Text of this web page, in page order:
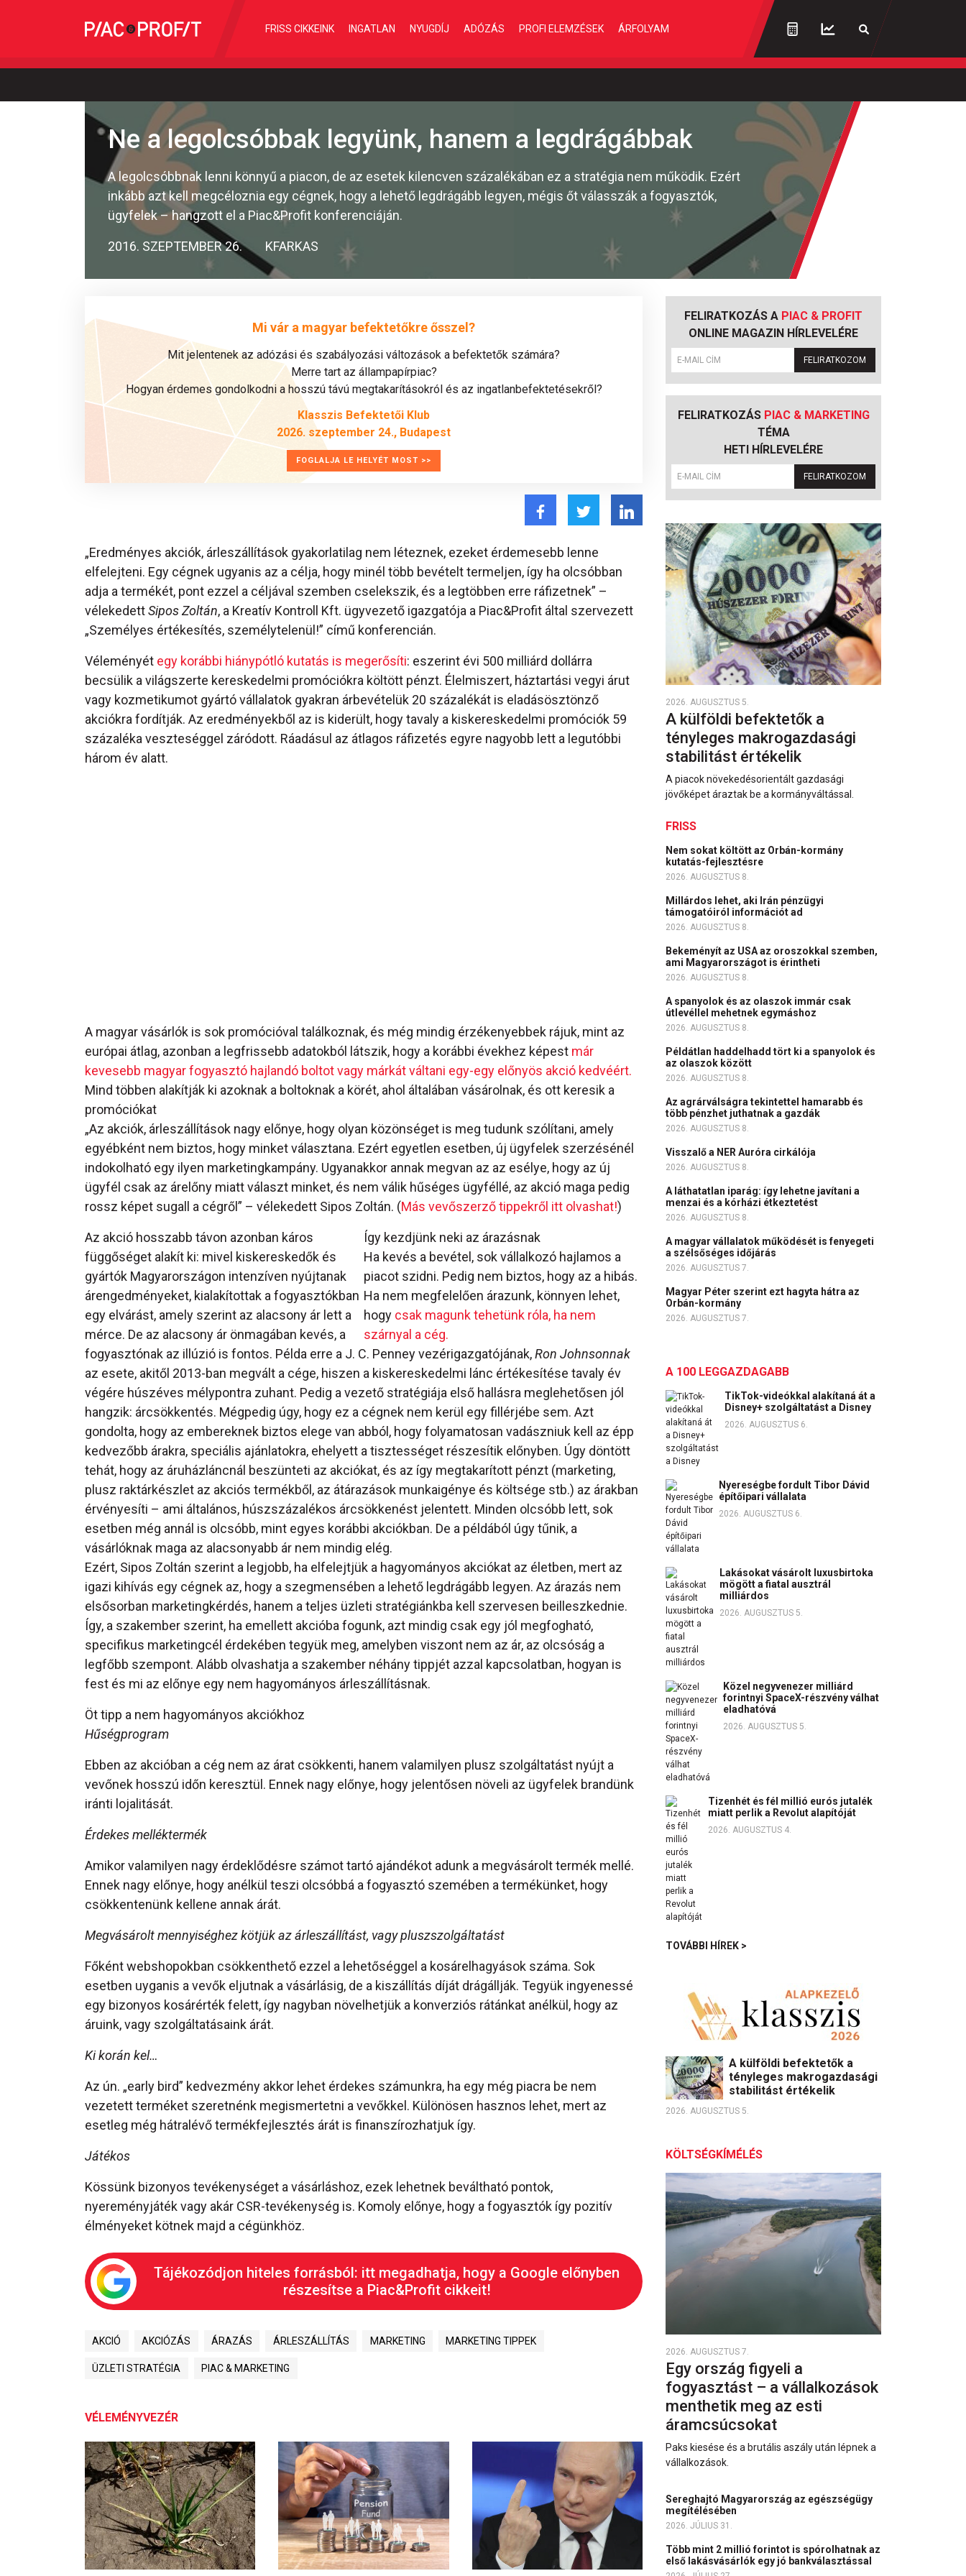
FRISS CIKKEINK INGATLAN NYUGDÍJ ADÓZÁS PROFI ELEMZÉSEK ÁRFOLYAM
Ne a legolcsóbbak legyünk, hanem a legdrágábbak
A legolcsóbbnak lenni könnyű a piacon, de az esetek kilencven százalékában ez a stratégia nem működik. Ezért
inkább azt kell megcéloznia egy cégnek, hogy a lehető legdrágább legyen, mégis őt válasszák a fogyasztók,
ügyfelek – hangzott el a Piac&Profit konferenciáján.
2016. SZEPTEMBER 26. KFARKAS
Mi vár a magyar befektetőkre ősszel?
Mit jelentenek az adózási és szabályozási változások a befektetők számára?
Merre tart az állampapírpiac?
Hogyan érdemes gondolkodni a hosszú távú megtakarításokról és az ingatlanbefektetésekről?
Klasszis Befektetői Klub
2026. szeptember 24., Budapest
FOGLALJA LE HELYÉT MOST >>
„Eredményes akciók, árleszállítások gyakorlatilag nem léteznek, ezeket érdemesebb lenne
elfelejteni. Egy cégnek ugyanis az a célja, hogy minél több bevételt termeljen, így ha olcsóbban
adja a termékét, pont ezzel a céljával szemben cselekszik, és a legtöbben erre ráfizetnek” –
vélekedettSipos Zoltán, a Kreatív Kontroll Kft. ügyvezető igazgatója a Piac&Profit által szervezett
„Személyes értékesítés, személytelenül!” című konferencián.
Véleményét egy korábbi hiánypótló kutatás is megerősíti: eszerint évi 500 milliárd dollárra
becsülik a világszerte kereskedelmi promóciókra költött pénzt. Élelmiszert, háztartási vegyi árut
vagy kozmetikumot gyártó vállalatok gyakran árbevételük 20 százalékát is eladásösztönző
akciókra fordítják. Az eredményekből az is kiderült, hogy tavaly a kiskereskedelmi promóciók 59
százaléka veszteséggel záródott. Ráadásul az átlagos ráfizetés egyre nagyobb lett a legutóbbi
három év alatt.
A magyar vásárlók is sok promócióval találkoznak, és még mindig érzékenyebbek rájuk, mint az
európai átlag, azonban a legfrissebb adatokból látszik, hogy a korábbi évekhez képest már
kevesebb magyar fogyasztó hajlandó boltot vagy márkát váltani egy-egy előnyös akció kedvéért.
Mind többen alakítják ki azoknak a boltoknak a körét, ahol általában vásárolnak, és ott keresik a
promóciókat
„Az akciók, árleszállítások nagy előnye, hogy olyan közönséget is meg tudunk szólítani, amely
egyébként nem biztos, hogy minket választana. Ezért egyetlen esetben, új ügyfelek szerzésénél
indokolható egy ilyen marketingkampány. Ugyanakkor annak megvan az az esélye, hogy az új
ügyfél csak az árelőny miatt választ minket, és nem válik hűséges ügyféllé, az akció maga pedig
rossz képet sugall a cégről” – vélekedett Sipos Zoltán. (Más vevőszerző tippekről itt olvashat!)
Így kezdjünk neki az árazásnak
Ha kevés a bevétel, sok vállalkozó hajlamos a
piacot szidni. Pedig nem biztos, hogy az a hibás.
Ha nem megfelelően árazunk, könnyen lehet,
hogy csak magunk tehetünk róla, ha nem
szárnyal a cég.
Az akció hosszabb távon azonban káros
függőséget alakít ki: mivel kiskereskedők és
gyártók Magyarországon intenzíven nyújtanak
árengedményeket, kialakítottak a fogyasztókban
egy elvárást, amely szerint az alacsony ár lett a
mérce. De az alacsony ár önmagában kevés, a
fogyasztónak az illúzió is fontos. Példa erre a J. C. Penney vezérigazgatójának,Ron Johnsonnak
az esete, akitől 2013-ban megvált a cége, hiszen a kiskereskedelmi lánc értékesítése tavaly év
végére húszéves mélypontra zuhant. Pedig a vezető stratégiája első hallásra meglehetősen jól
hangzik: árcsökkentés. Mégpedig úgy, hogy ez a cégnek nem kerül egy fillérjébe sem. Azt
gondolta, hogy az embereknek biztos elege van abból, hogy folyamatosan vadászniuk kell az épp
kedvezőbb árakra, speciális ajánlatokra, ehelyett a tisztességet részesítik előnyben. Úgy döntött
tehát, hogy az áruházláncnál beszünteti az akciókat, és az így megtakarított pénzt (marketing,
plusz raktárkészlet az akciós termékből, az átárazások munkaigénye és költsége stb.) az árakban
érvényesíti – ami általános, húszszázalékos árcsökkenést jelentett. Minden olcsóbb lett, sok
esetben még annál is olcsóbb, mint egyes korábbi akciókban. De a példából úgy tűnik, a
vásárlóknak maga az alacsonyabb ár nem mindig elég.
Ezért, Sipos Zoltán szerint a legjobb, ha elfelejtjük a hagyományos akciókat az életben, mert az
igazi kihívás egy cégnek az, hogy a szegmensében a lehető legdrágább legyen. Az árazás nem
elsősorban marketingkérdés, hanem a teljes üzleti stratégiánkba kell szervesen beilleszkednie.
Így, a szakember szerint, ha emellett akcióba fogunk, azt mindig csak egy jól megfogható,
specifikus marketingcél érdekében tegyük meg, amelyben viszont nem az ár, az olcsóság a
legfőbb szempont. Alább olvashatja a szakember néhány tippjét azzal kapcsolatban, hogyan is
fest és mi az előnye egy nem hagyományos árleszállításnak.
Öt tipp a nem hagyományos akciókhoz
Hűségprogram
Ebben az akcióban a cég nem az árat csökkenti, hanem valamilyen plusz szolgáltatást nyújt a
vevőnek hosszú időn keresztül. Ennek nagy előnye, hogy jelentősen növeli az ügyfelek brandünk
iránti lojalitását.
Érdekes melléktermék
Amikor valamilyen nagy érdeklődésre számot tartó ajándékot adunk a megvásárolt termék mellé.
Ennek nagy előnye, hogy anélkül teszi olcsóbbá a fogyasztó szemében a termékünket, hogy
csökkentenünk kellene annak árát.
Megvásárolt mennyiséghez kötjük az árleszállítást, vagy pluszszolgáltatást
Főként webshopokban csökkenthető ezzel a lehetőséggel a kosárelhagyások száma. Sok
esetben uyganis a vevők eljutnak a vásárlásig, de a kiszállítás díját drágállják. Tegyük ingyenessé
egy bizonyos kosárérték felett, így nagyban növelhetjük a konverziós rátánkat anélkül, hogy az
áruink, vagy szolgáltatásaink árát.
Ki korán kel…
Az ún. „early bird” kedvezmény akkor lehet érdekes számunkra, ha egy még piacra be nem
vezetett terméket szeretnénk megismertetni a vevőkkel. Különösen hasznos lehet, mert az
esetleg még hátralévő termékfejlesztés árát is finanszírozhatjuk így.
Játékos
Kössünk bizonyos tevékenységet a vásárláshoz, ezek lehetnek beváltható pontok,
nyereményjáték vagy akár CSR-tevékenység is. Komoly előnye, hogy a fogyasztók így pozitív
élményeket kötnek majd a cégünkhöz.
Tájékozódjon hiteles forrásból: itt megadhatja, hogy a Google előnyben
részesítse a Piac&Profit cikkeit!
AKCIÓ AKCIÓZÁS ÁRAZÁS ÁRLESZÁLLÍTÁS MARKETING MARKETING TIPPEK
ÜZLETI STRATÉGIA PIAC & MARKETING
VÉLEMÉNYVEZÉR
FELIRATKOZÁS A PIAC & PROFIT
ONLINE MAGAZIN HÍRLEVELÉRE
FELIRATKOZOM
FELIRATKOZÁS PIAC & MARKETING
TÉMA
HETI HÍRLEVELÉRE
FELIRATKOZOM
2026. AUGUSZTUS 5.
A külföldi befektetők a
tényleges makrogazdasági
stabilitást értékelik
A piacok növekedésorientált gazdasági
jövőképet áraztak be a kormányváltással.
FRISS
Nem sokat költött az Orbán-kormány
kutatás-fejlesztésre
2026. AUGUSZTUS 8.
Millárdos lehet, aki Irán pénzügyi
támogatóiról információt ad
2026. AUGUSZTUS 8.
Bekeményít az USA az oroszokkal szemben,
ami Magyarországot is érintheti
2026. AUGUSZTUS 8.
A spanyolok és az olaszok immár csak
útlevéllel mehetnek egymáshoz
2026. AUGUSZTUS 8.
Példátlan haddelhadd tört ki a spanyolok és
az olaszok között
2026. AUGUSZTUS 8.
Az agrárválságra tekintettel hamarabb és
több pénzhet juthatnak a gazdák
2026. AUGUSZTUS 8.
Visszalő a NER Auróra cirkálója
2026. AUGUSZTUS 8.
A láthatatlan iparág: így lehetne javítani a
menzai és a kórházi étkeztetést
2026. AUGUSZTUS 8.
A magyar vállalatok működését is fenyegeti
a szélsőséges időjárás
2026. AUGUSZTUS 7.
Magyar Péter szerint ezt hagyta hátra az
Orbán-kormány
2026. AUGUSZTUS 7.
A 100 LEGGAZDAGABB
TikTok-videókkal alakítaná át a
Disney+ szolgáltatást a Disney
2026. AUGUSZTUS 6.
Nyereségbe fordult Tibor Dávid
építőipari vállalata
2026. AUGUSZTUS 6.
Lakásokat vásárolt luxusbirtoka
mögött a fiatal ausztrál
milliárdos
2026. AUGUSZTUS 5.
Közel negyvenezer milliárd
forintnyi SpaceX-részvény válhat
eladhatóvá
2026. AUGUSZTUS 5.
Tizenhét és fél millió eurós jutalék
miatt perlik a Revolut alapítóját
2026. AUGUSZTUS 4.
TOVÁBBI HÍREK >
A külföldi befektetők a
tényleges makrogazdasági
stabilitást értékelik
2026. AUGUSZTUS 5.
KÖLTSÉGKÍMÉLÉS
2026. AUGUSZTUS 7.
Egy ország figyeli a
fogyasztást – a vállalkozások
menthetik meg az esti
áramcsúcsokat
Paks kiesése és a brutális aszály után lépnek a
vállalkozások.
Sereghajtó Magyarország az egészségügy
megítélésében
2026. JÚLIUS 31.
Több mint 2 millió forintot is spórolhatnak az
első lakásvásárlók egy jó bankválasztással